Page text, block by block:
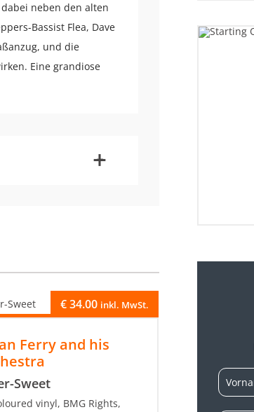
neben den alten
Bassist Flea, Dave
und die
Eine grandiose
+
-
Ferry and his
Sweet
€34.00 inkl. MwSt.
vinyl, BMG Rights,